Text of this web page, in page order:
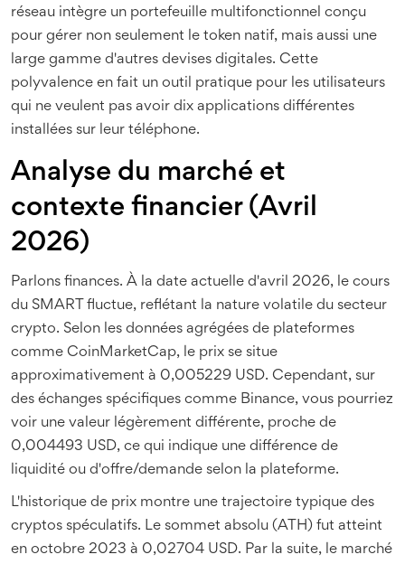
réseau intègre un portefeuille multifonctionnel conçu
pour gérer non seulement le token natif, mais aussi une
large gamme d'autres devises digitales. Cette
polyvalence en fait un outil pratique pour les utilisateurs
qui ne veulent pas avoir dix applications différentes
installées sur leur téléphone.
Analyse du marché et
contexte financier (Avril
2026)
Parlons finances. À la date actuelle d'avril 2026, le cours
du SMART fluctue, reflétant la nature volatile du secteur
crypto. Selon les données agrégées de plateformes
comme CoinMarketCap, le prix se situe
approximativement à 0,005229 USD. Cependant, sur
des échanges spécifiques comme Binance, vous pourriez
voir une valeur légèrement différente, proche de
0,004493 USD, ce qui indique une différence de
liquidité ou d'offre/demande selon la plateforme.
L'historique de prix montre une trajectoire typique des
cryptos spéculatifs. Le sommet absolu (ATH) fut atteint
en octobre 2023 à 0,02704 USD. Par la suite, le marché